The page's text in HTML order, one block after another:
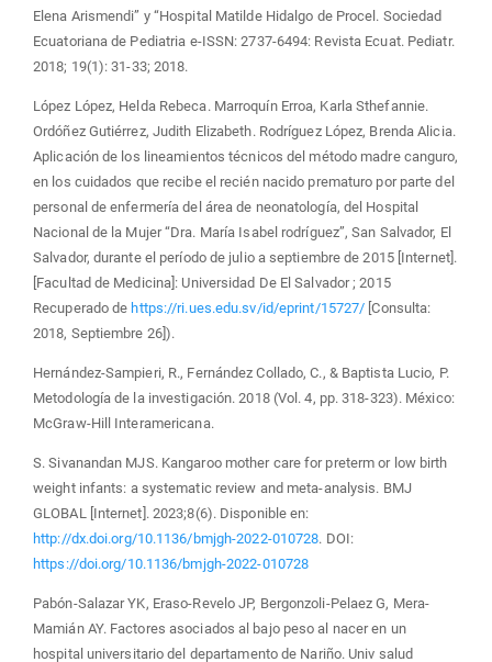
Elena Arismendi” y “Hospital Matilde Hidalgo de Procel. Sociedad
Ecuatoriana de Pediatria e-ISSN: 2737-6494: Revista Ecuat. Pediatr.
2018; 19(1): 31-33; 2018.
López López, Helda Rebeca. Marroquín Erroa, Karla Sthefannie.
Ordóñez Gutiérrez, Judith Elizabeth. Rodríguez López, Brenda Alicia.
Aplicación de los lineamientos técnicos del método madre canguro,
en los cuidados que recibe el recién nacido prematuro por parte del
personal de enfermería del área de neonatología, del Hospital
Nacional de la Mujer “Dra. María Isabel rodríguez”, San Salvador, El
Salvador, durante el período de julio a septiembre de 2015 [Internet].
[Facultad de Medicina]: Universidad De El Salvador ; 2015
Recuperado de https://ri.ues.edu.sv/id/eprint/15727/ [Consulta:
2018, Septiembre 26]).
Hernández-Sampieri, R., Fernández Collado, C., & Baptista Lucio, P.
Metodología de la investigación. 2018 (Vol. 4, pp. 318-323). México:
McGraw-Hill Interamericana.
S. Sivanandan MJS. Kangaroo mother care for preterm or low birth
weight infants: a systematic review and meta-analysis. BMJ
GLOBAL [Internet]. 2023;8(6). Disponible en:
http://dx.doi.org/10.1136/bmjgh-2022-010728. DOI:
https://doi.org/10.1136/bmjgh-2022-010728
Pabón-Salazar YK, Eraso-Revelo JP, Bergonzoli-Pelaez G, Mera-
Mamián AY. Factores asociados al bajo peso al nacer en un
hospital universitario del departamento de Nariño. Univ salud